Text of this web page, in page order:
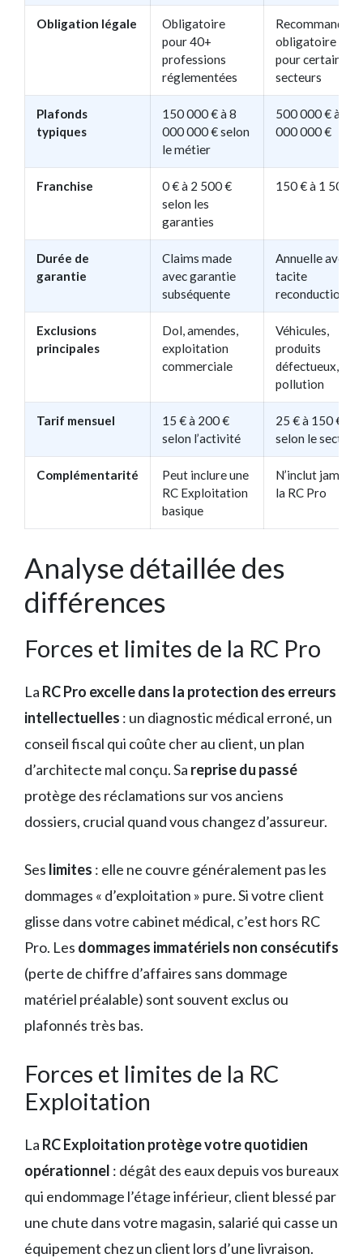
Obligation légale
Obligatoire
pour 40+
professions
réglementées
Recommandée,
obligatoire
pour certains
secteurs
Plafonds
typiques
150 000 € à 8
000 000 € selon
le métier
500 000 € à 5
000 000 €
Franchise
0 € à 2 500 €
selon les
garanties
150 € à 1 500 €
Durée de
garantie
Claims made
avec garantie
subséquente
Annuelle avec
tacite
reconduction
Exclusions
principales
Dol, amendes,
exploitation
commerciale
Véhicules,
produits
défectueux,
pollution
Tarif mensuel
15 € à 200 €
selon l’activité
25 € à 150 €
selon le secteur
Complémentarité
Peut inclure une
RC Exploitation
basique
N’inclut jamais
la RC Pro
Analyse détaillée des
différences
Forces et limites de la RC Pro
La RC Pro excelle dans la protection des erreurs
intellectuelles : un diagnostic médical erroné, un
conseil fiscal qui coûte cher au client, un plan
d’architecte mal conçu. Sa reprise du passé
protège des réclamations sur vos anciens
dossiers, crucial quand vous changez d’assureur.
Ses limites : elle ne couvre généralement pas les
dommages « d’exploitation » pure. Si votre client
glisse dans votre cabinet médical, c’est hors RC
Pro. Les dommages immatériels non consécutifs
(perte de chiffre d’affaires sans dommage
matériel préalable) sont souvent exclus ou
plafonnés très bas.
Forces et limites de la RC
Exploitation
La RC Exploitation protège votre quotidien
opérationnel : dégât des eaux depuis vos bureaux
qui endommage l’étage inférieur, client blessé par
une chute dans votre magasin, salarié qui casse un
équipement chez un client lors d’une livraison.